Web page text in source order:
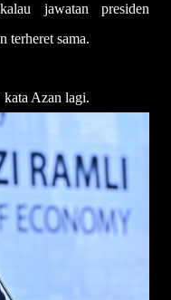
jawatan presiden
terheret sama.
Azan lagi.